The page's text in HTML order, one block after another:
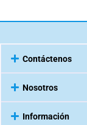
Contáctenos
Nosotros
Información